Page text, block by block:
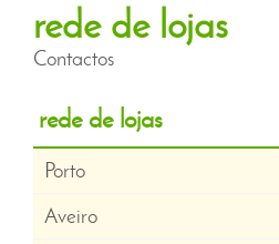
rede de lojas
Contactos
rede de lojas
Porto
Aveiro